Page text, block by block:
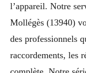
l’appareil. Notre
Mollégès (13940)
des professionnels
raccordements, les